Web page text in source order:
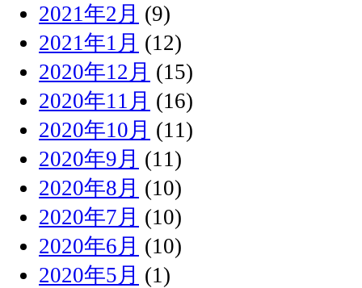
2021年2月 (9)
2021年1月 (12)
2020年12月 (15)
2020年11月 (16)
2020年10月 (11)
2020年9月 (11)
2020年8月 (10)
2020年7月 (10)
2020年6月 (10)
2020年5月 (1)